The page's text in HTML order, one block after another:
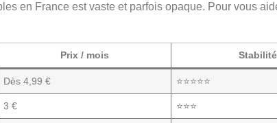
en France est vaste et parfois opaque. Pour vous
Prix / mois Stabilité
Dès 4,99 € ⭐⭐⭐⭐⭐
3 € ⭐⭐⭐